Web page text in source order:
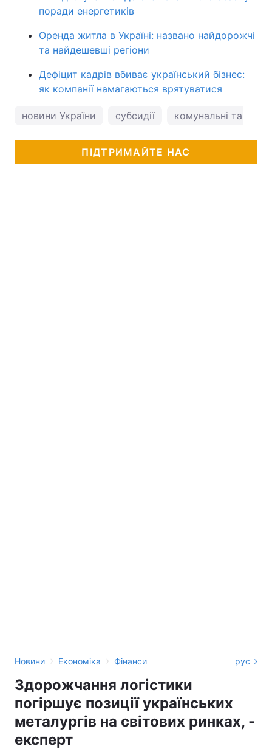
поради енергетиків
Оренда житла в Україні: названо найдорожчі
та найдешевші регіони
Дефіцит кадрів вбиває український бізнес:
як компанії намагаються врятуватися
новини України субсидії комунальні тарифи
ПІДТРИМАЙТЕ НАС
Новини › Економіка › Фінанси рус
Здорожчання логістики
погіршує позиції українських
металургів на світових ринках, -
експерт